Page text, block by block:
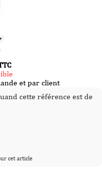
et par client
cette référence est de
cet article